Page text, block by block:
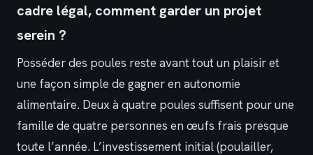
cadre légal, comment garder un projet
serein ?
Posséder des poules reste avant tout un plaisir et
une façon simple de gagner en autonomie
alimentaire. Deux à quatre poules suffisent pour une
famille de quatre personnes en œufs frais presque
toute l’année. L’investissement initial (poulailler,